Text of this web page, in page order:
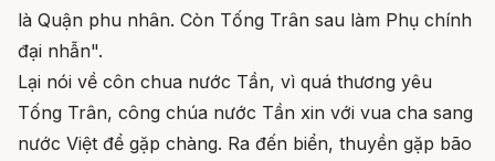
là Quận phu nhân. Còn Tống Trân sau làm Phụ chính
đại nhẫn".
Lại nói về côn chua nước Tần, vì quá thương yêu
Tống Trân, công chúa nước Tần xin với vua cha sang
nước Việt để gặp chàng. Ra đến biển, thuyền gặp bão